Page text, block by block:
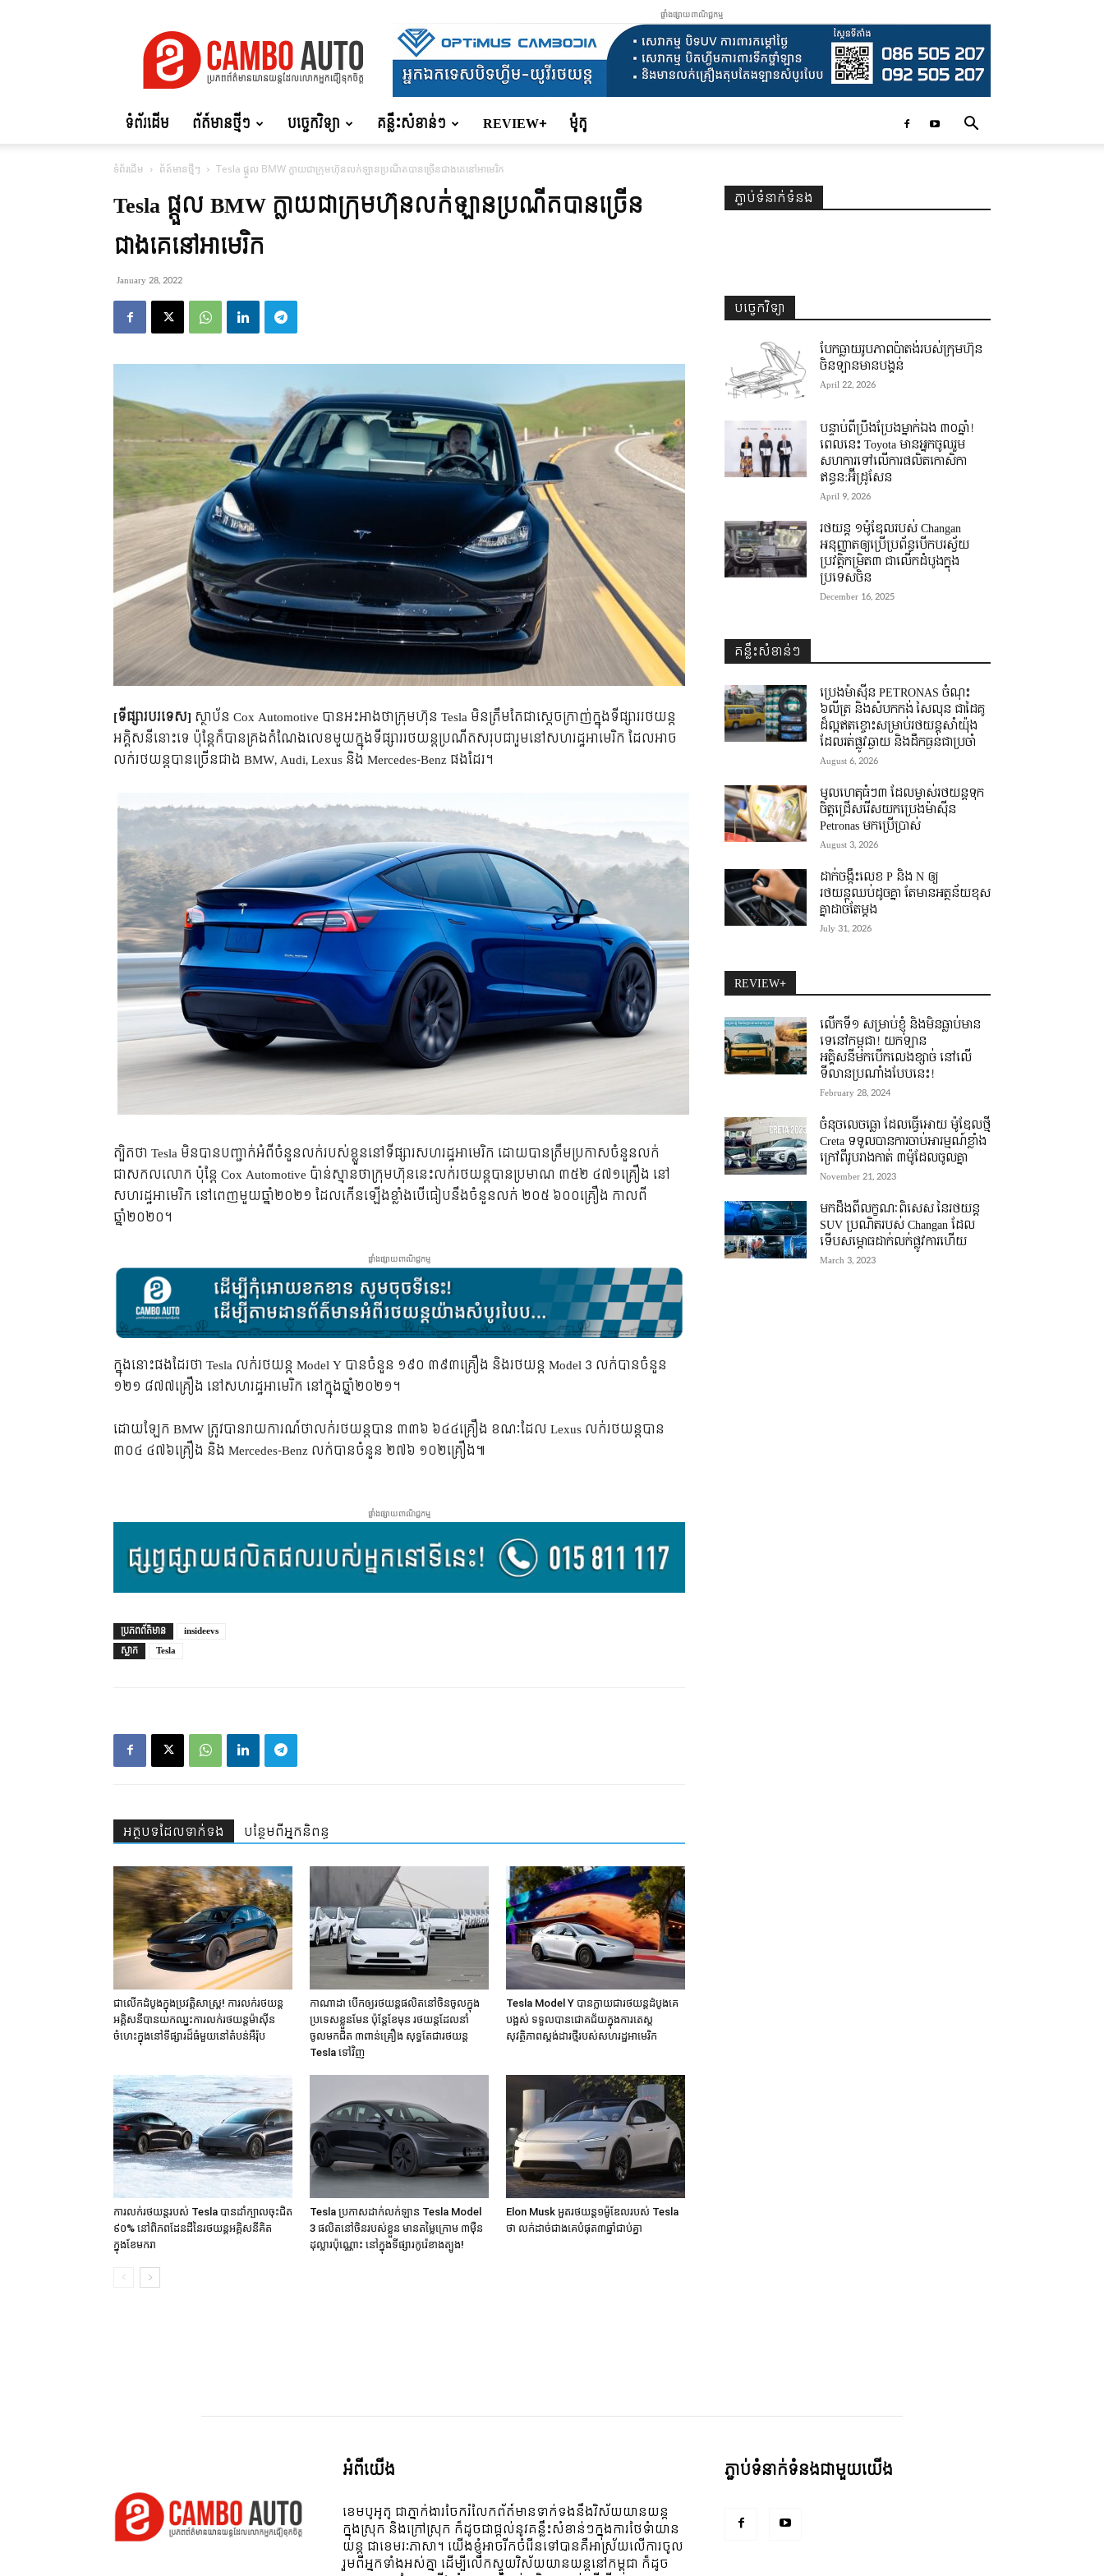
Auto
ផ្ទាំងផ្សាយពាណិជ្ជកម្ម
ទំព័រដើម ព័ត៍មានថ្មីៗ បច្ចេកវិទ្យា គន្លឹះសំខាន់ៗ REVIEW+ ម៉ូតូ
ទំព័រដើម ព័ត៍មានថ្មីៗ Tesla ផ្ដួល BMW ក្លាយជាក្រុមហ៊ុនលក់ឡានប្រណីតបានច្រើនជាងគេនៅអាមេរិក
Tesla ផ្ដួល BMW ក្លាយជាក្រុមហ៊ុនលក់ឡានប្រណីតបានច្រើន
ជាងគេនៅអាមេរិក
January 28, 2022
[ទីផ្សារបរទេស] ស្ថាប័ន Cox Automotive បានអះអាងថាក្រុមហ៊ុន Tesla មិនត្រឹមតែជាស្ដេចក្រាញ់ក្នុងទីផ្សាររថយន្ត
អគ្គិសនីនោះទេ ប៉ុន្តែក៏បានគ្រងតំណែងលេខមួយក្នុងទីផ្សាររថយន្តប្រណីតសរុបជារួមនៅសហរដ្ឋអាមេរិក ដែលអាច
លក់រថយន្តបានច្រើនជាង BMW, Audi, Lexus និង Mercedes-Benz ផងដែរ។
ត្បិតថា Tesla មិនបានបញ្ជាក់អំពីចំនួនលក់របស់ខ្លួននៅ​ទីផ្សារសហរដ្ឋអាមេរិក ដោយបានត្រឹមប្រកាសចំនួនលក់
ជាសកលលោក ប៉ុន្តែ Cox Automotive ប៉ាន់ស្មានថាក្រុមហ៊ុននេះលក់រថយន្តបានប្រមាណ ៣៥២ ៤៧១គ្រឿង នៅ
សហរដ្ឋអាមេរិក នៅពេញមួយឆ្នាំ២០២១ ដែលកើនឡើងខ្លាំងបើធៀបនឹងចំនួនលក់ ២០៥ ៦០០គ្រឿង កាលពី
ឆ្នាំ២០២០។
ផ្ទាំងផ្សាយពាណិជ្ជកម្ម
ក្នុងនោះផងដែរថា Tesla លក់រថយន្ត Model Y បានចំនួន ១៩០ ៣៩៣គ្រឿង និងរថយន្ត Model 3 លក់បានចំនួន
១២១ ៨៧៧គ្រឿង នៅសហរដ្ឋអាមេរិក នៅក្នុងឆ្នាំ២០២១។
ដោយឡែក BMW ត្រូវបានរាយការណ៍ថាលក់រថយន្តបាន ៣៣៦ ៦៤៤គ្រឿង ខណៈដែល Lexus លក់រថយន្តបាន
៣០៤ ៤៧៦គ្រឿង និង Mercedes-Benz លក់បានចំនួន ២៧៦ ១០២គ្រឿង៕
ផ្ទាំងផ្សាយពាណិជ្ជកម្ម
ប្រភព​ព័ត៌មាន
insideevs
ស្លាក
Tesla
អត្ថបទ​ដែល​ទាក់ទង បន្ថែម​ពី​អ្នកនិពន្ធ
ជាលើកដំបូងក្នុងប្រវត្តិសាស្ត្រ! ការលក់រថយន្ត
អគ្គិសនីបានយកឈ្នះការលក់រថយន្តម៉ាសុីន
ចំហេះក្នុងនៅទីផ្សារដ៏ធំមួយនៅតំបន់អឺរ៉ុប
កាណាដា បើកឲ្យរថយន្តផលិតនៅចិនចូលក្នុង
ប្រទេសខ្លួនមែន ប៉ុន្តែខែមុន រថយន្តដែលនាំ
ចូលមកជិត ៣ពាន់គ្រឿង សុទ្ធតែជារថយន្ត
Tesla ទៅវិញ
Tesla Model Y បានក្លាយជារថយន្តដំបូងគេ
បង្អស់ ទទួលបានជោគជ័យក្នុងការតេស្ត
សុវត្ថិភាពស្តង់ដារថ្មីរបស់សហរដ្ឋអាមេរិក
ការលក់រថយន្តរបស់ Tesla បានដាំក្បាលចុះជិត
៩០% នៅពិភពដែនដីនៃរថយន្តអគ្គិសនីគិត
ក្នុងខែមករា
Tesla ប្រកាសដាក់លក់ឡាន Tesla Model
3 ផលិតនៅចិនរបស់ខ្លួន មានតម្លៃក្រោម ៣ម៉ឺន
ដុល្លារប៉ុណ្ណោះ នៅក្នុងទីផ្សារកូរ៉េខាងត្បូង!
Elon Musk អួតរថយន្ត១ម៉ូឌែលរបស់ Tesla
ថា លក់ដាច់ជាងគេបំផុត​៣ឆ្នាំជាប់គ្នា
ភ្ជាប់ទំនាក់ទំនង
បច្ចេកវិទ្យា
បែកធ្លាយរូបភាពប៉ាតង់របស់ក្រុមហ៊ុន
ចិនឡានមានបង្គន់
April 22, 2026
បន្ទាប់ពីប្រឹងប្រែងម្នាក់ឯង ៣០ឆ្នាំ! ​
ពេលនេះ Toyota មានអ្នកចូលរួម
សហការទៅលើការផលិតកោសិកា
ឥន្ធន:អ៊ីដ្រូសែន
April 9, 2026
រថយន្ត ១ម៉ូឌែលរបស់ Changan
អនុញ្ញាតឲ្យប្រើប្រព័ន្ធបើកបរស្វ័យ
ប្រវត្តិកម្រិត៣ ជាលើកដំបូងក្នុង
ប្រទេសចិន
December 16, 2025
គន្លឹះសំខាន់ៗ
ប្រេងម៉ាស៊ីន PETRONAS ចំណុះ
៦លីត្រ និងសំបកកង់ សៃលុន ជាដៃគូ
ដ៏ល្អឥតខ្ចោះសម្រាប់រថយន្តសាំយ៉ុង
ដែលរត់ផ្លូវឆ្ងាយ និងដឹកធ្ងន់ជាប្រចាំ
August 6, 2026
មូលហេតុធំៗ៣ ដែលម្ចាស់រថយន្តទុក
ចិត្តជ្រើសរើសយកប្រេងម៉ាស៊ីន
Petronas មកប្រើប្រាស់
August 3, 2026
ដាក់ចង្កឹះលេខ P និង N ឲ្យ
រថយន្តឈប់ដូចគ្នា តែមានអត្ថន័យខុស
គ្នាដាច់តែម្តង
July 31, 2026
REVIEW+
លើកទី១ សម្រាប់ខ្ញុំ និងមិនធ្លាប់មាន
ទេនៅកម្ពុជា! យកឡាន
អគ្គិសនីមកបើកលេងខ្សាច់ នៅលើ
ទីលានប្រណាំងបែបនេះ!
February 28, 2024
ចំនុចលេចធ្លោ ដែលធ្វើអោយ ម៉ូឌែលថ្មី
Creta ទទួលបានការចាប់អារម្មណ៍ខ្លាំង
ក្រៅពីរូបរាងកាត់ ៣ម៉ូដែលចូលគ្នា
November 21, 2023
មកដឹងពីលក្ខណៈពិសេស នៃរថយន្ត
SUV ប្រណិតរបស់ Changan ដែល
ទើបសម្ភោធដាក់លក់ផ្លូវការហើយ
March 3, 2023
អំពី​យើង
ខេមបូអូតូ ជាភ្នាក់ងារចែករំលែកព័ត៍មានទាក់ទងនឹងវិស័យយានយន្ត
ក្នុងស្រុក និងក្រៅស្រុក ក៏ដូចជាផ្តល់នូវគន្លឹះសំខាន់ៗក្នុងការថែទំាយាន
យន្ត ជាខេមរៈភាសា។ យើងខ្ញុំអាចរីកចំរើនទៅបានគឺអាស្រ័យលើការចូល
រួមពីអ្នកទាំងអស់គ្នា ដើម្បីលើកស្ទួយវិស័យយានយន្តនៅកម្ពុជា ក៏ដូច
ភ្ជាប់ទំនាក់ទំនងជាមួយយើង